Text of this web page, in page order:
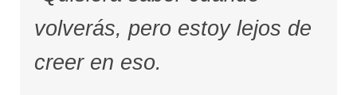
volverás, pero estoy lejos de
creer en eso.